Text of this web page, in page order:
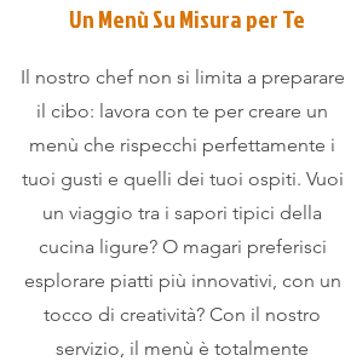
Un Menù Su Misura per Te
Il nostro chef non si limita a preparare
il cibo: lavora con te per creare un
menù che rispecchi perfettamente i
tuoi gusti e quelli dei tuoi ospiti. Vuoi
un viaggio tra i sapori tipici della
cucina ligure? O magari preferisci
esplorare piatti più innovativi, con un
tocco di creatività? Con il nostro
servizio, il menù è totalmente